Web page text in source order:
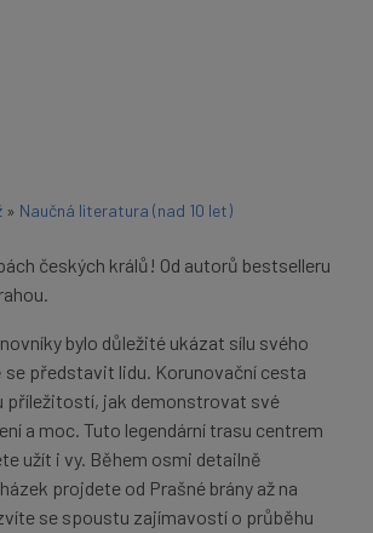
» Naučná literatura (nad 10 let)
českých králů! Od autorů bestselleru
bylo důležité ukázat sílu svého
se představit lidu. Korunovační cesta
příležitostí, jak demonstrovat své
a moc. Tuto legendární trasu centrem
užít i vy. Během osmi detailně
projdete od Prašné brány až na
se spoustu zajímavostí o průběhu